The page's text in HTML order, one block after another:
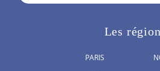
Les
PARIS